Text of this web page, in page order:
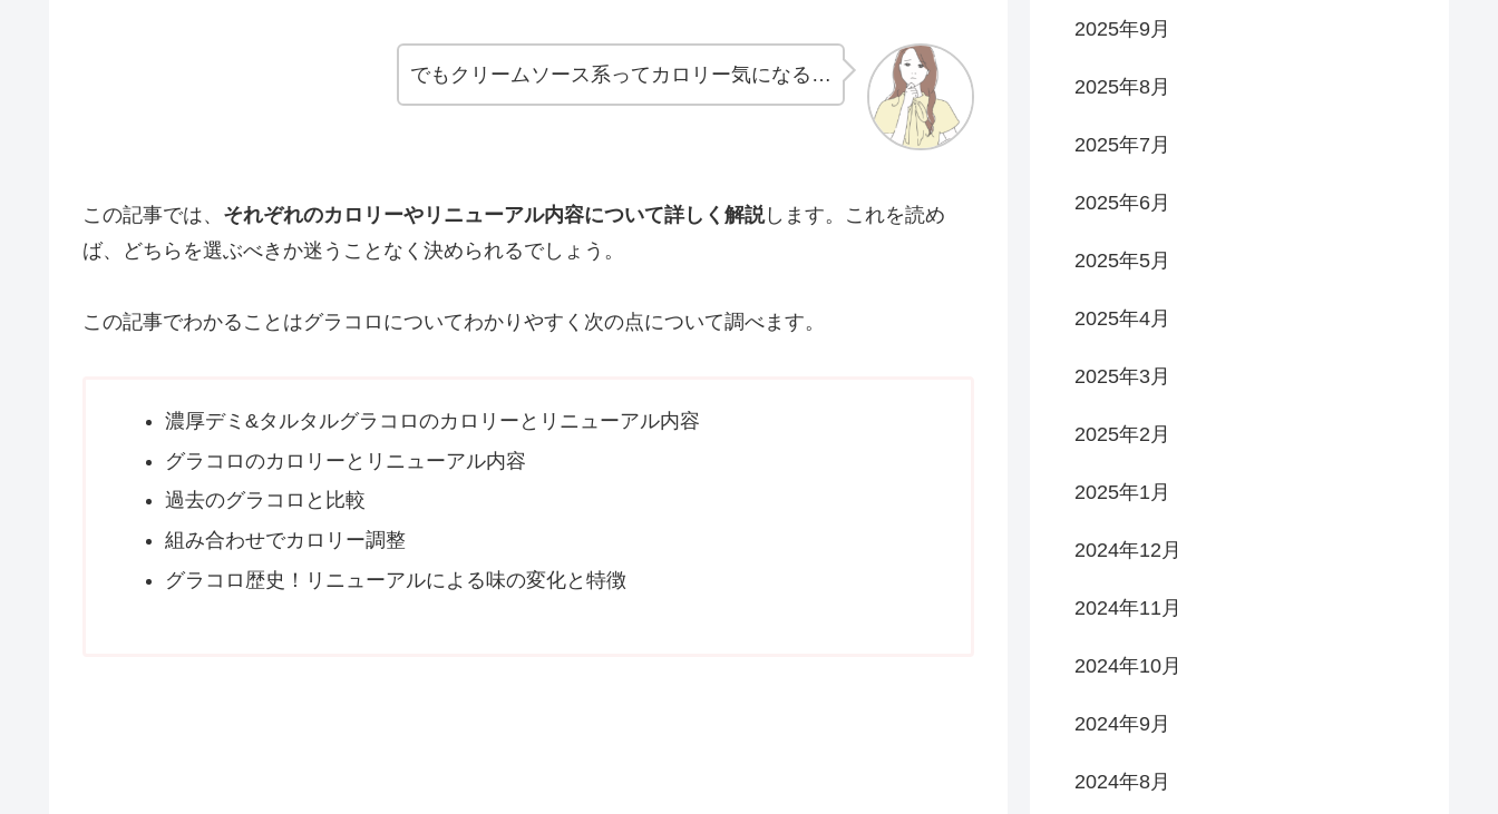
でもクリームソース系ってカロリー気になる…
この記事では、 それぞれのカロリーやリニューアル内容について詳しく解説します。これを読め
ば、どちらを選ぶべきか迷うことなく決められるでしょう。
この記事でわかることはグラコロについてわかりやすく次の点について調べます。
濃厚デミ&タルタルグラコロのカロリーとリニューアル内容
グラコロのカロリーとリニューアル内容
過去のグラコロと比較
組み合わせでカロリー調整
グラコロ歴史！リニューアルによる味の変化と特徴
2025年9月
2025年8月
2025年7月
2025年6月
2025年5月
2025年4月
2025年3月
2025年2月
2025年1月
2024年12月
2024年11月
2024年10月
2024年9月
2024年8月